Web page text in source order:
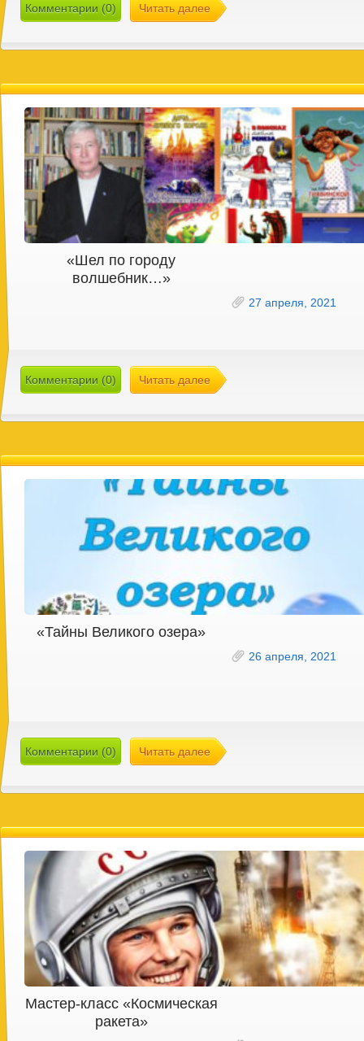
Комментарии (0) Читать далее
«Шел по городу
волшебник…»
27 апреля, 2021
Комментарии (0) Читать далее
«Тайны Великого озера»
26 апреля, 2021
Комментарии (0) Читать далее
Мастер-класс «Космическая
ракета»